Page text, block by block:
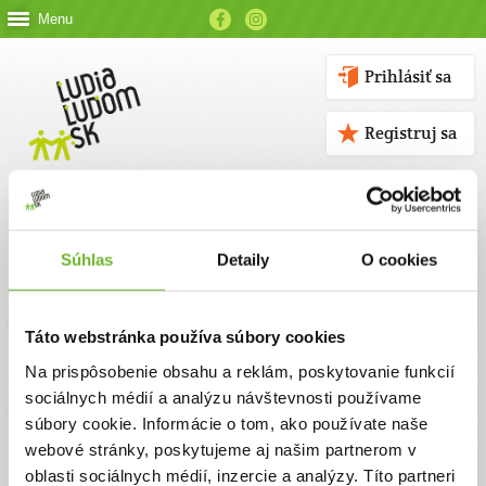
Súhlas Detaily O cookies
Táto webstránka používa súbory cookies
Na prispôsobenie obsahu a reklám, poskytovanie funkcií
sociálnych médií a analýzu návštevnosti používame
súbory cookie. Informácie o tom, ako používate naše
webové stránky, poskytujeme aj našim partnerom v
oblasti sociálnych médií, inzercie a analýzy. Títo partneri
Menu
Prihlásiť sa
Registruj sa
Kontaktné údaje
V prípade akýchkoľvek otázok nás neváhajte kontaktovať
emailom, alebo telefonicky.
ĽUDIA ĽUĎOM, n. o.